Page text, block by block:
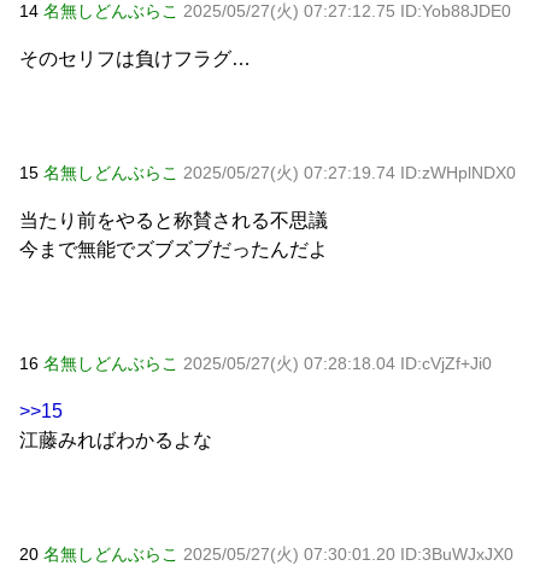
14 名無しどんぶらこ 2025/05/27(火) 07:27:12.75 ID:Yob88JDE0
そのセリフは負けフラグ…
15 名無しどんぶらこ 2025/05/27(火) 07:27:19.74 ID:zWHplNDX0
当たり前をやると称賛される不思議
今まで無能でズブズブだったんだよ
16 名無しどんぶらこ 2025/05/27(火) 07:28:18.04 ID:cVjZf+Ji0
>>15
江藤みればわかるよな
20 名無しどんぶらこ 2025/05/27(火) 07:30:01.20 ID:3BuWJxJX0